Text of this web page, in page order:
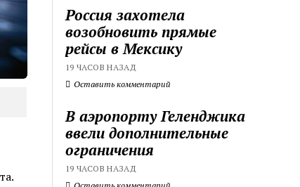
Россия захотела
возобновить прямые
рейсы в Мексику
19 ЧАСОВ НАЗАД
Оставить комментарий
В аэропорту Геленджика
ввели дополнительные
ограничения
19 ЧАСОВ НАЗАД